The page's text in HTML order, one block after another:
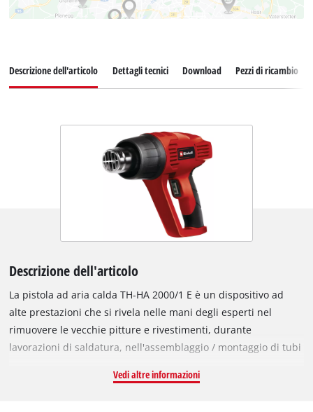
Descrizione dell'articolo Dettagli tecnici Download Pezzi di ricambio
Descrizione dell'articolo
La pistola ad aria calda TH-HA 2000/1 E è un dispositivo ad
alte prestazioni che si rivela nelle mani degli esperti nel
rimuovere le vecchie pitture e rivestimenti, durante
lavorazioni di saldatura, nell'assemblaggio / montaggio di tubi
su 2 posizioni sia per la temperatura che per il flusso d'aria.
Vedi altre informazioni